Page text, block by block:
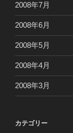
2008年7月
2008年6月
2008年5月
2008年4月
2008年3月
カテゴリー